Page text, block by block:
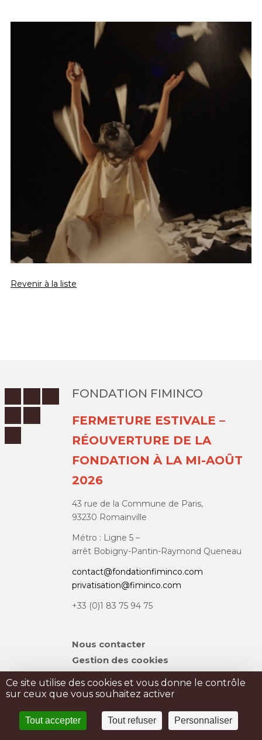
Revenir à la liste
FONDATION FIMINCO
FERMETURE ESTIVALE –
RÉOUVERTURE DE LA
FONDATION À LA MI-AOÛT
2026
43 rue de la Commune de Paris,
93230 Romainville
Métro : Ligne 5 –
arrêt Bobigny-Pantin-Raymond Queneau
contact@fondationfiminco.com
privatisation@fiminco.com
+33 (0)1 83 75 94 75
Aller
contenu
Nous contacter
Gestion des cookies
Plan du site
PRESSE
Ce site utilise des cookies et vous donne le contrôle
sur ceux que vous souhaitez activer
Tout accepter Tout refuser Personnaliser